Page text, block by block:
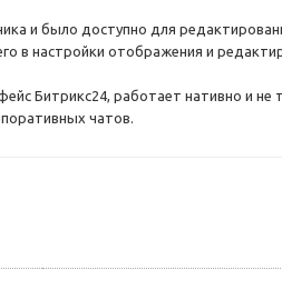
и было доступно для
в настройки отображения и
Битрикс24, работает нативно и не
чатов.